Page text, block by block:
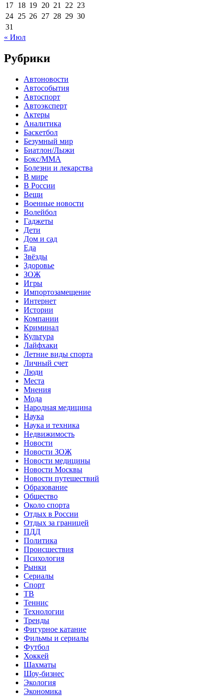
17 18 19 20 21 22 23
24 25 26 27 28 29 30
31
« Июл
Рубрики
Автоновости
Автособытия
Автоспорт
Автоэксперт
Актеры
Аналитика
Баскетбол
Безумный мир
Биатлон/Лыжи
Бокс/MMA
Болезни и лекарства
В мире
В России
Вещи
Военные новости
Волейбол
Гаджеты
Дети
Дом и сад
Еда
Звёзды
Здоровье
ЗОЖ
Игры
Импортозамещение
Интернет
Истории
Компании
Криминал
Культура
Лайфхаки
Летние виды спорта
Личный счет
Люди
Места
Мнения
Мода
Народная медицина
Наука
Наука и техника
Недвижимость
Новости
Новости ЗОЖ
Новости медицины
Новости Москвы
Новости путешествий
Образование
Общество
Около спорта
Отдых в России
Отдых за границей
ПДД
Политика
Происшествия
Психология
Рынки
Сериалы
Спорт
ТВ
Теннис
Технологии
Тренды
Фигурное катание
Фильмы и сериалы
Футбол
Хоккей
Шахматы
Шоу-бизнес
Экология
Экономика